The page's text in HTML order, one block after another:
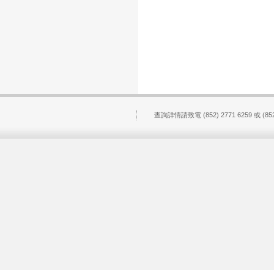
查詢詳情請致電 (852) 2771 6259 或